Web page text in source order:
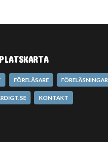
FÖRELÄSARE FÖRELÄSNINGAR
KONTAKT